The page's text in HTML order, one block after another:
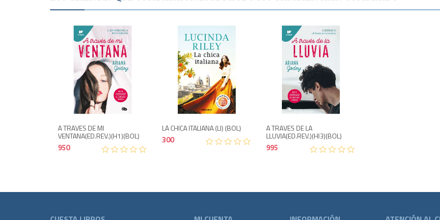
A TRAVES DE MI
VENTANA(ED.REV.)(H1)(BOL)
950
LA CHICA ITALIANA (LI) (BOL)
300
Agotado
A TRAVES DE LA
LLUVIA(ED.REV.)(HI3)(BOL)
995